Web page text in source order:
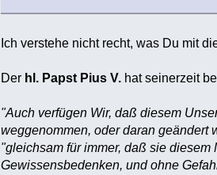
Ich verstehe nicht recht, was Du mit
Der hl. Papst Pius V. hat seinerzeit
"Auch verfügen Wir, daß diesem
weggenommen, oder daran geändert
"gleichsam für immer, daß sie
Gewissensbedenken, und ohne